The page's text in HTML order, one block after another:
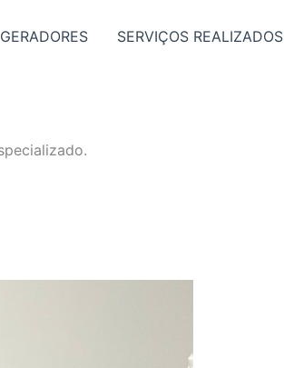
GERADORES SERVIÇOS REALIZADOS